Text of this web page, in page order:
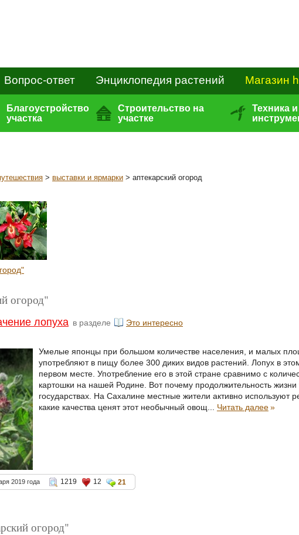
Вопрос-ответ Энциклопедия растений Магазин
Благоустройство
участка
Строительство на
участке
Техника и
> выставки и ярмарки > аптекарский огород
огород"
лопуха в разделе Это интересно
Умелые японцы при большом количестве населения, и малых
употребляют в пищу более 300 диких видов растений. Лопух в
первом месте. Употребление его в этой стране сравнимо с
картошки на нашей Родине. Вот почему продолжительность
государствах. На Сахалине местные жители активно используют
какие качества ценят этот необычный овощ... Читать далее»
2019 года 1219 12 21
огород"